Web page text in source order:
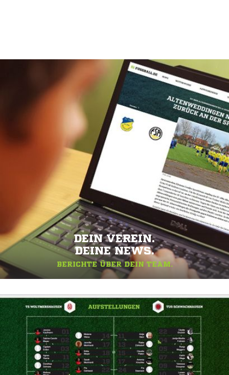
DEIN VEREIN.
DEINE NEWS.
BERICHTE ÜBER DEIN TEAM.